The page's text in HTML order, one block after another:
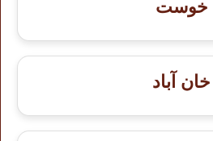
خوست
خان آباد